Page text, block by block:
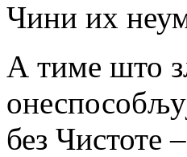
Чини их
А тиме што
без Чистоте